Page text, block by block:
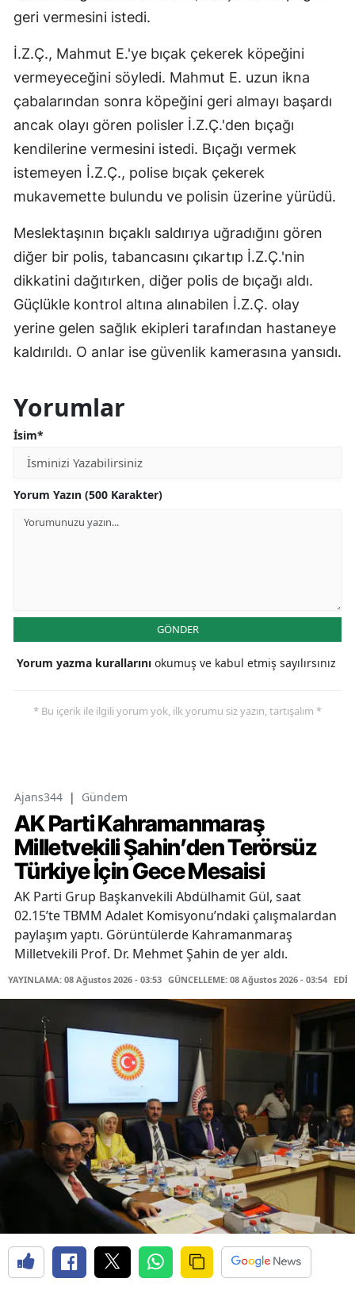
geri vermesini istedi.
İ.Z.Ç., Mahmut E.'ye bıçak çekerek köpeğini
vermeyeceğini söyledi. Mahmut E. uzun ikna
çabalarından sonra köpeğini geri almayı başardı
ancak olayı gören polisler İ.Z.Ç.'den bıçağı
kendilerine vermesini istedi. Bıçağı vermek
istemeyen İ.Z.Ç., polise bıçak çekerek
mukavemette bulundu ve polisin üzerine yürüdü.
Meslektaşının bıçaklı saldırıya uğradığını gören
diğer bir polis, tabancasını çıkartıp İ.Z.Ç.'nin
dikkatini dağıtırken, diğer polis de bıçağı aldı.
Güçlükle kontrol altına alınabilen İ.Z.Ç. olay
yerine gelen sağlık ekipleri tarafından hastaneye
kaldırıldı. O anlar ise güvenlik kamerasına yansıdı.
Yorumlar
İsim*
Yorum Yazın (500 Karakter)
GÖNDER
Yorum yazma kurallarını okumuş ve kabul etmiş sayılırsınız
* Bu içerik ile ilgili yorum yok, ilk yorumu siz yazın, tartışalım *
Ajans344 | Gündem
AK Parti Kahramanmaraş
Milletvekili Şahin’den Terörsüz
Türkiye İçin Gece Mesaisi
AK Parti Grup Başkanvekili Abdülhamit Gül, saat
02.15’te TBMM Adalet Komisyonu’ndaki çalışmalardan
paylaşım yaptı. Görüntülerde Kahramanmaraş
Milletvekili Prof. Dr. Mehmet Şahin de yer aldı.
YAYINLAMA: 08 Ağustos 2026 - 03:53 GÜNCELLEME: 08 Ağustos 2026 - 03:54